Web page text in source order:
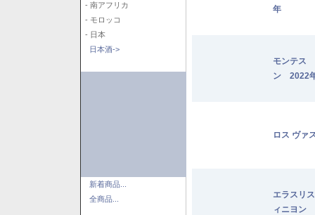
- 南アフリカ
- モロッコ
- 日本
日本酒->
新着商品...
全商品...
年
モンテス
ン 2022
ロス ヴァ
エラスリ
ィニヨン